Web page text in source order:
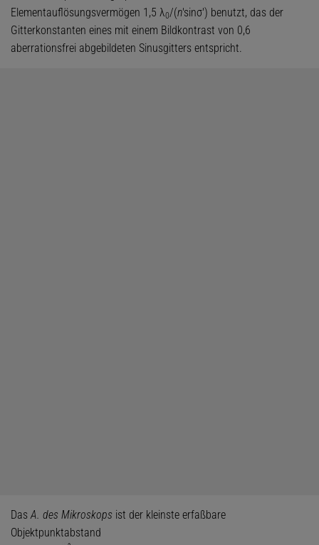
Elementauflösungsvermögen 1,5 λ0/(n'sinσ') benutzt, das der
Gitterkonstanten eines mit einem Bildkontrast von 0,6
aberrationsfrei abgebildeten Sinusgitters entspricht.
DasA. des Mikroskops ist der kleinste erfaßbare
Objektpunktabstand